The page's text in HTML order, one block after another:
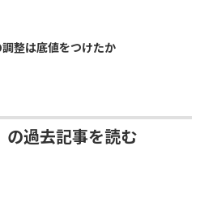
整は底値をつけたか
の過去記事を読む